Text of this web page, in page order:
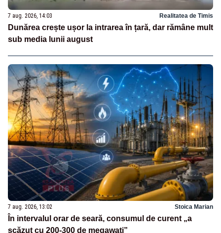
7 aug. 2026, 14:03 Realitatea de Timis
Dunărea crește ușor la intrarea în țară, dar rămâne mult
sub media lunii august
7 aug. 2026, 13:02 Stoica Marian
În intervalul orar de seară, consumul de curent „a
scăzut cu 200-300 de megawați”